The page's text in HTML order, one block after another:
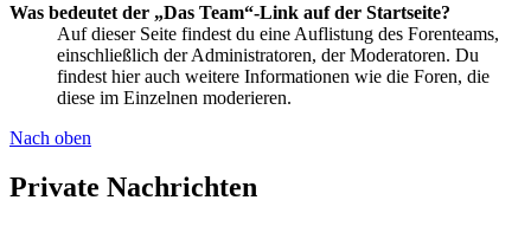
Was bedeutet der „Das Team“-Link auf der Startseite?
Auf dieser Seite findest du eine Auflistung des Forenteams,
einschließlich der Administratoren, der Moderatoren. Du
findest hier auch weitere Informationen wie die Foren, die
diese im Einzelnen moderieren.
Nach oben
Private Nachrichten